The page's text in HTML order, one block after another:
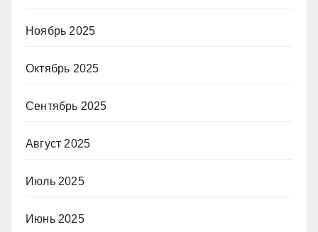
Ноябрь 2025
Октябрь 2025
Сентябрь 2025
Август 2025
Июль 2025
Июнь 2025